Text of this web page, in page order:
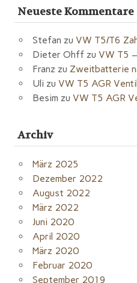
Neueste Kommentare
Stefan zu VW T5/T6
Dieter Ohff zu VW T5
Franz zu Zweitbatterie
Uli zu VW T5 AGR
Besim zu VW T5 AGR
Archiv
März 2025
Dezember 2022
August 2022
März 2022
Juni 2020
April 2020
März 2020
Februar 2020
September 2019